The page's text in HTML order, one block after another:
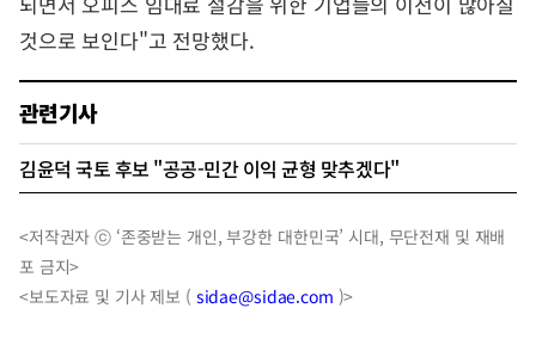
것으로 보인다"고 전망했다.
관련기사
김윤덕 국토 후보 "공공-민간 이익 균형 맞추겠다"
<저작권자 ⓒ ‘존중받는 개인, 부강한 대한민국’ 시대, 무단전재 및 재배
포 금지>
<보도자료 및 기사 제보 ( sidae@sidae.com )>